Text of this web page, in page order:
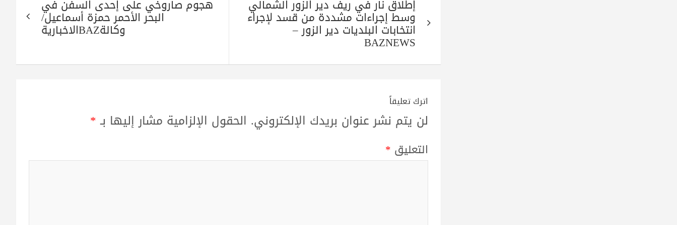
المقالاتإطلاق نار في ريف دير الزور الشمالي
وسط إجراءات مشددة من قسد لإجراء
انتخابات البلديات دير الزور –
BAZNEWS
هجوم صاروخي على إحدى السفن في
البحر الأحمر حمزة أسماعيل/
وكالةBAZالاخبارية
اترك تعليقاً
لن يتم نشر عنوان بريدك الإلكتروني. الحقول الإلزامية مشار إليها بـ*
التعليق *